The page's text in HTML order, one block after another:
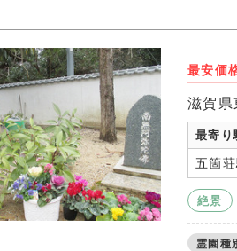
最安価
滋賀県
最寄り
五箇
絶景
霊園種